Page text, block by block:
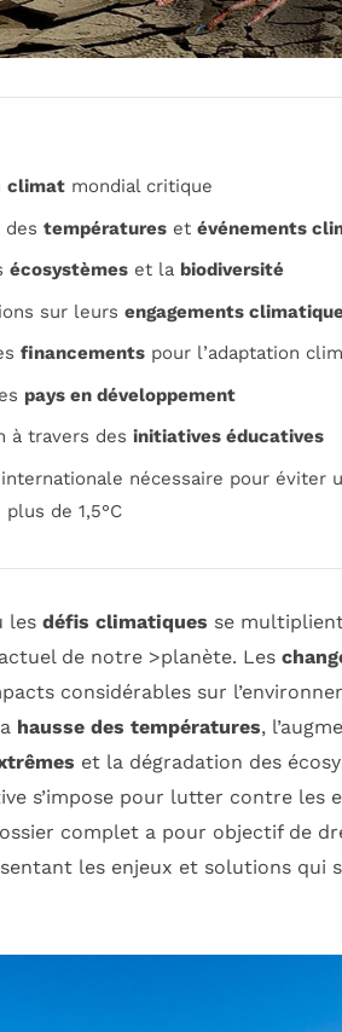
climat mondial critique
des températures et événements
écosystèmes et la biodiversité
sur leurs engagements
financements pour l’adaptation
pays en développement
à travers des initiatives éducatives
nécessaire pour éviter
plus de 1,5°C
les défis climatiques se
de notre >planète. Les
considérables sur
hausse des températures,
et la dégradation des
s’impose pour lutter contre les
complet a pour objectif de
les enjeux et solutions qui